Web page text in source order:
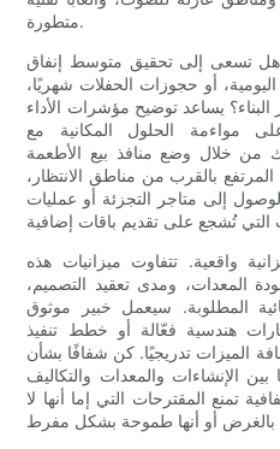
متطورة.
هل تسعى إلى تحقيق متوسط ​​إنفاق
أو حجوزات الحفلات شهريًا،
يساعد توضيح مؤشرات الأداء
مواءمة الحلول المكانية مع
من خلال وضع منافذ بيع الأطعمة
بالقرب من مناطق الانتظار،
إلى متاجر التجزئة أو عمليات
واقعية. تتفاوت ميزانيات هذه
المعدات، ومدى تعقيد التصميم،
المطلوبة. سيعمل خبير موثوق
هندسية فعّالة أو خطط تنفيذ
الميزات تدريجيًا. كن شفافًا بشأن
الإنشاءات والمعدات والتكاليف
تمنع المقترحات التي إما أنها لا